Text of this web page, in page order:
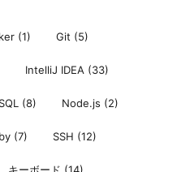
(1) Git (5)
IntelliJ IDEA (33)
(8) Node.js (2)
(7) SSH (12)